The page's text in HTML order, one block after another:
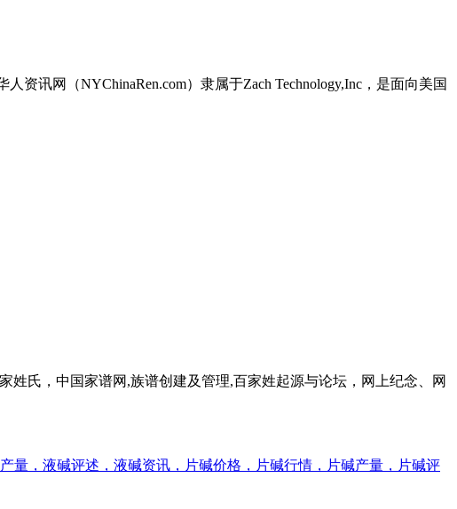
资讯网（NYChinaRen.com）隶属于Zach Technology,Inc，是面向美国
氏，中国家谱网,族谱创建及管理,百家姓起源与论坛，网上纪念、网